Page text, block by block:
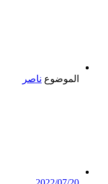
الموضوع ناصر